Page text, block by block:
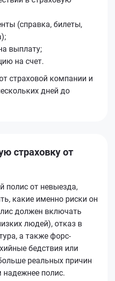
(справка, билеты,
выплату;
на счет.
страховой компании и
дней до
страховку от
полис от невыезда,
какие именно риски он
должен включать
людей), отказ в
а также форс-
бедствия или
реальных причин
надежнее полис.